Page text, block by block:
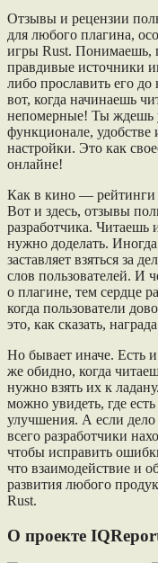
Отзывы и рецензии
для любого плагина,
игры Rust. Понимаешь,
правдивые источники
либо прославить его
вот, когда начинаешь
непомерные! Ты ждешь
функционале, удобстве
настройки. Это как
онлайне!
Как в кино — рейтинги
Вот и здесь, отзывы
разработчика. Читаешь
нужно доделать.
заставляет взяться за
слов пользователей. И
о плагине, тем сердце
когда пользователи
это, как сказать,
Но бывает иначе. Есть
же обидно, когда
нужно взять их к
можно увидеть, где
улучшения. А если
всего разработчики
чтобы исправить
что взаимодействие и
развития любого
Rust.
О проекте